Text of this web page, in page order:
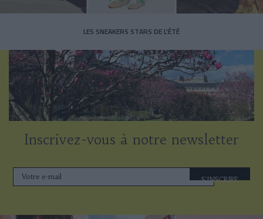
LES SNEAKERS STARS DE L’ÉTÉ
Inscrivez-vous à notre newsletter
S'INSCRIRE